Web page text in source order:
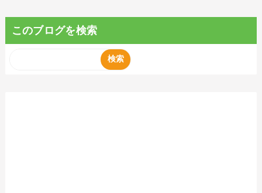
このブログを検索